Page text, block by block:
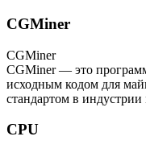
CGMiner
CGMiner
CGMiner — это
исходным кодом для
стандартом в
CPU